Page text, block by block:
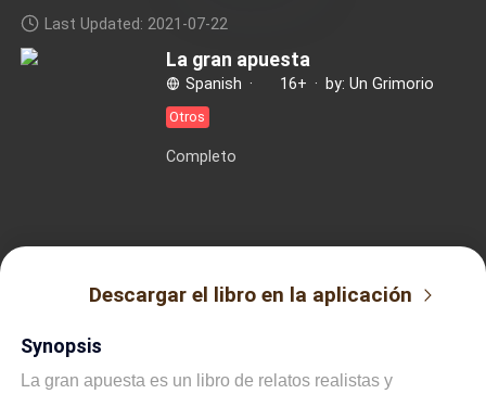
Last Updated: 2021-07-22
La gran apuesta
Spanish · 16+ · by: Un Grimorio
Otros
Completo
Descargar el libro en la aplicación
Synopsis
La gran apuesta es un libro de relatos realistas y